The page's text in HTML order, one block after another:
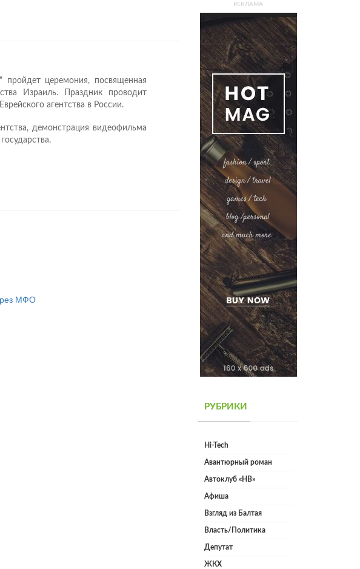
церемония, посвященная
Израиль. Праздник проводит
агентства в России.
демонстрация видеофильма
МФО
РЕКЛАМА
РУБРИКИ
Hi-Tech
Авантюрный роман
Автоклуб «НВ»
Афиша
Взгляд из Балтая
Власть/Политика
Депутат
ЖКХ